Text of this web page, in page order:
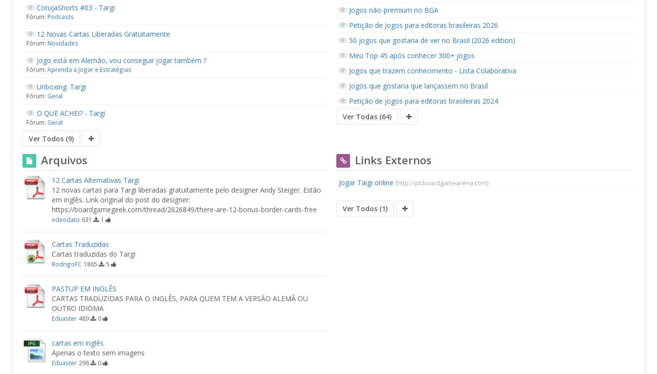
CorujaShorts #03 - Targi
Fórum: Podcasts
12 Novas Cartas Liberadas Gratuitamente
Fórum: Novidades
Jogo está em Alemão, vou conseguir jogar também ?
Fórum: Aprenda a Jogar e Estratégias
Unboxing: Targi
Fórum: Geral
O QUE ACHEI? - Targi
Fórum: Geral
Ver Todos (9)
Jogos não-premium no BGA
Petição de Jogos para editoras brasileiras 2026
50 jogos que gostaria de ver no Brasil (2026 edition)
Meu Top 45 após conhecer 300+ jogos
Jogos que trazem conhecimento - Lista Colaborativa
Jogos que gostaria que lançassem no Brasil
Petição de jogos para editoras brasileiras 2024
Ver Todas (64)
Arquivos
12 Cartas Alternativas Targi
12 novas cartas para Targi liberadas gratuitamente pelo designer Andy Steiger. Estão
em inglês. Link original do post do designer:
https://boardgamegeek.com/thread/2626849/there-are-12-bonus-border-cards-free
edeodato 631 1
Cartas Traduzidas
Cartas traduzidas do Targi
RodrigoFC 1865 5
PASTUP EM INGLÊS
CARTAS TRADUZIDAS PARA O INGLÊS, PARA QUEM TEM A VERSÃO ALEMÃ OU
OUTRO IDIOMA
Eduaster 489 0
cartas em inglês
Apenas o texto sem imagens
Eduaster 296 0
Links Externos
Jogar Taigi online (http://pt.boardgamearena.com)
Ver Todos (1)